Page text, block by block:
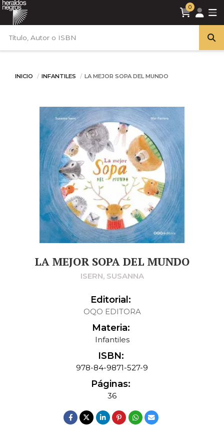
0
INICIO INFANTILES LA MEJOR SOPA DEL MUNDO
LA MEJOR SOPA DEL MUNDO
ISERN, SUSANNA
Editorial:
OQO EDITORA
Materia:
Infantiles
ISBN:
978-84-9871-527-9
Páginas:
36